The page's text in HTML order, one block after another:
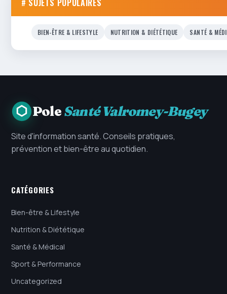
# SUJETS POPULAIRES
BIEN-ÊTRE & LIFESTYLE NUTRITION & DIÉTÉTIQUE SANTÉ &
PoleSanté Valromey-Bugey
Site d'information santé. Conseils pratiques,
prévention et bien-être au quotidien.
CATÉGORIES
Bien-être & Lifestyle
Nutrition & Diététique
Santé & Médical
Sport & Performance
Uncategorized